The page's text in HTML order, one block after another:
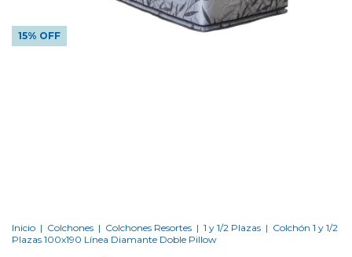
15% OFF
Inicio | Colchones | Colchones Resortes | 1 y 1/2 Plazas | Colchón 1 y 1/2
Plazas 100x190 Línea Diamante Doble Pillow